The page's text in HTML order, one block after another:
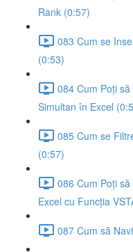
Rank (0:57)
083 Cum se
(0:53)
084 Cum Poți
Simultan în Excel
085 Cum se
(0:57)
086 Cum Poți
Excel cu Funcția
087 Cum să